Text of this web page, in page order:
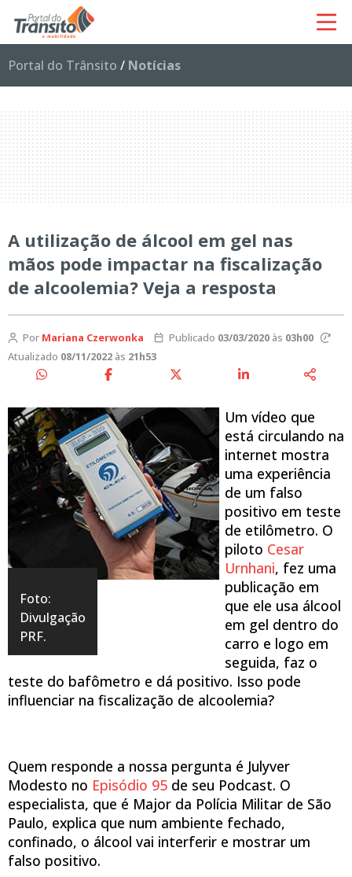
Portal do Trânsito / Notícias
A utilização de álcool em gel nas
mãos pode impactar na fiscalização
de alcoolemia? Veja a resposta
Por Mariana Czerwonka Publicado 03/03/2020às 03h00
Atualizado 08/11/2022 às 21h53
Foto:
Divulgação
PRF.
Um vídeo que
está circulando na
internet mostra
uma experiência
de um falso
positivo em teste
de etilômetro. O
piloto Cesar
Urnhani, fez uma
publicação em
que ele usa álcool
em gel dentro do
carro e logo em
seguida, faz o
teste do bafômetro e dá positivo. Isso pode
influenciar na fiscalização de alcoolemia?
Quem responde a nossa pergunta é Julyver
Modesto no Episódio 95 de seu Podcast. O
especialista, que é Major da Polícia Militar de São
Paulo, explica que num ambiente fechado,
confinado, o álcool vai interferir e mostrar um
falso positivo.